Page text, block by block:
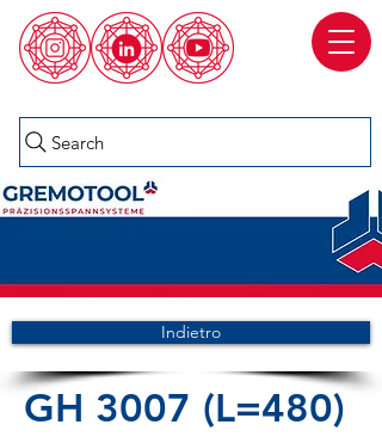
Search
Indietro
GH 3007 (L=480)